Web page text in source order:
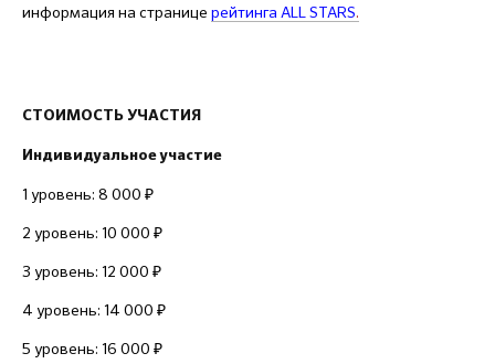
информация на странице рейтинга ALL STARS.
СТОИМОСТЬ УЧАСТИЯ
Индивидуальное участие
1 уровень: 8 000 ₽
2 уровень: 10 000 ₽
3 уровень: 12 000 ₽
4 уровень: 14 000 ₽
5 уровень: 16 000 ₽